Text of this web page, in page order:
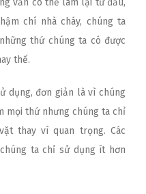
chí nhà cháy, chúng ta
thứ chúng ta có được
thế.
dụng, đơn giản là vì chúng
mọi thứ nhưng chúng ta chỉ
thay vì quan trọng. Các
ta chỉ sử dụng ít hơn